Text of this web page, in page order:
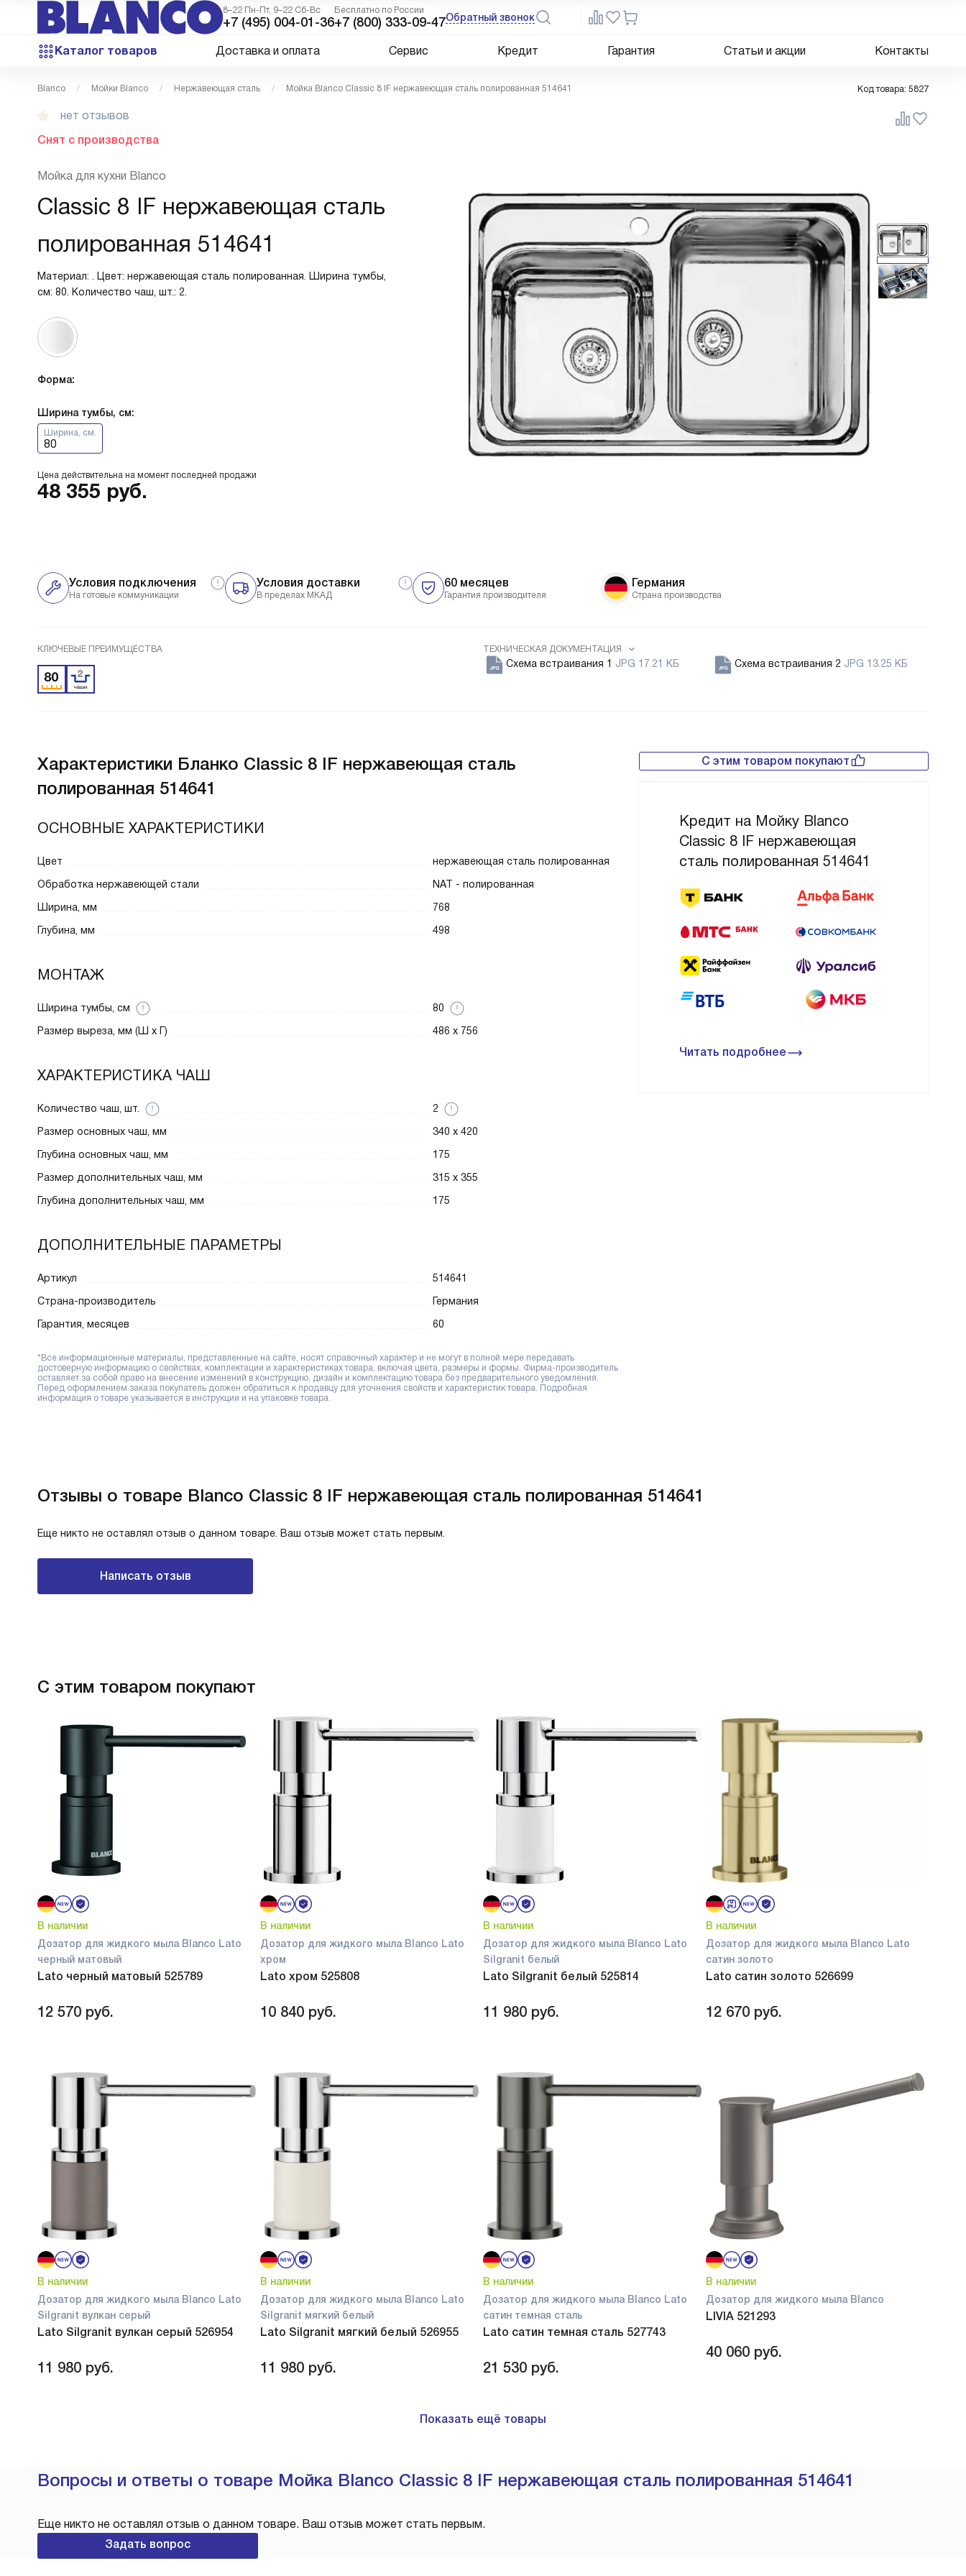
8–22 Пн-Пт, 9–22 Сб-Вс
+7 (495) 004-01-36
Бесплатно по России
+7 (800) 333-09-47Обратный звонок
Каталог товаров Доставка и оплата Сервис Кредит Гарантия Статьи и акции Контакты
Blanco Мойки Blanco Нержавеющая сталь Мойка Blanco Classic 8 IF нержавеющая сталь полированная 514641 Код товара: 5827
нет отзывов
Снят с производства
Мойка для кухни Blanco
Classic 8 IF нержавеющая сталь
полированная 514641
Материал: . Цвет: нержавеющая сталь полированная. Ширина тумбы,
см: 80. Количество чаш, шт.: 2.
Форма:
Ширина тумбы, см:
Ширина, см.
80
Цена действительна на момент последней продажи
48 355 руб.
Условия доставки
В пределах МКАД
60 месяцев
Гарантия производителя
Условия подключения
На готовые коммуникации
Германия
Страна производства
КЛЮЧЕВЫЕ ПРЕИМУЩЕСТВА ТЕХНИЧЕСКАЯ ДОКУМЕНТАЦИЯ
Схема встраивания 1 JPG 17.21 КБ Схема встраивания 2 JPG 13.25 КБ
С этим товаром покупают
Кредит на Мойку Blanco
Classic 8 IF нержавеющая
сталь полированная 514641
Читать подробнее
Характеристики Бланко Classic 8 IF нержавеющая сталь
полированная 514641
ОСНОВНЫЕ ХАРАКТЕРИСТИКИ
Цвет
нержавеющая сталь полированная
Обработка нержавеющей стали
NAT - полированная
Ширина, мм
768
Глубина, мм
498
МОНТАЖ
Ширина тумбы, см
80
Размер выреза, мм (Ш x Г)
486 x 756
ХАРАКТЕРИСТИКА ЧАШ
Количество чаш, шт.
2
Размер основных чаш, мм
340 x 420
Глубина основных чаш, мм
175
Размер дополнительных чаш, мм
315 x 355
Глубина дополнительных чаш, мм
175
ДОПОЛНИТЕЛЬНЫЕ ПАРАМЕТРЫ
Артикул
514641
Страна-производитель
Германия
Гарантия, месяцев
60
*Все информационные материалы, представленные на сайте, носят справочный характер и не могут в полной мере передавать
достоверную информацию о свойствах, комплектации и характеристиках товара, включая цвета, размеры и формы. Фирма-производитель
оставляет за собой право на внесение изменений в конструкцию, дизайн и комплектацию товара без предварительного уведомления.
Перед оформлением заказа покупатель должен обратиться к продавцу для уточнения свойств и характеристик товара. Подробная
информация о товаре указывается в инструкции и на упаковке товара.
Отзывы о товаре Blanco Classic 8 IF нержавеющая сталь полированная 514641
Еще никто не оставлял отзыв о данном товаре. Ваш отзыв может стать первым.
Написать отзыв
С этим товаром покупают
В наличии
Дозатор для жидкого мыла Blanco Lato
черный матовый
Lato черный матовый 525789
12 570 руб.
В наличии
Дозатор для жидкого мыла Blanco Lato
хром
Lato хром 525808
10 840 руб.
В наличии
Дозатор для жидкого мыла Blanco Lato
Silgranit белый
Lato Silgranit белый 525814
11 980 руб.
В наличии
Дозатор для жидкого мыла Blanco Lato
сатин золото
Lato сатин золото 526699
12 670 руб.
В наличии
Дозатор для жидкого мыла Blanco Lato
Silgranit вулкан серый
Lato Silgranit вулкан серый 526954
11 980 руб.
В наличии
Дозатор для жидкого мыла Blanco Lato
Silgranit мягкий белый
Lato Silgranit мягкий белый 526955
11 980 руб.
В наличии
Дозатор для жидкого мыла Blanco Lato
сатин темная сталь
Lato сатин темная сталь 527743
21 530 руб.
В наличии
Дозатор для жидкого мыла Blanco
LIVIA 521293
40 060 руб.
Показать ещё товары
Вопросы и ответы о товаре Мойка Blanco Classic 8 IF нержавеющая сталь полированная 514641
Еще никто не оставлял отзыв о данном товаре. Ваш отзыв может стать первым.
Задать вопрос